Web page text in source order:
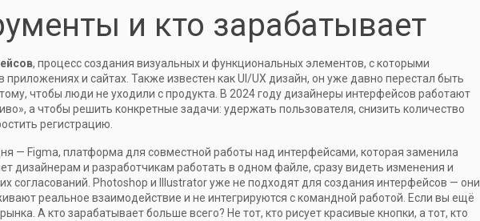
и кто зарабатывает
, процесс создания визуальных и функциональных элементов, с которыми
приложениях и сайтах . Также известен какUI/UX дизайн, он уже давно перестал быть
чтобы люди не уходили с продукта. В 2024 году дизайнеры интерфейсов работают
а чтобы решить конкретные задачи: удержать пользователя, снизить количество
регистрацию.
— Figma, платформа для совместной работы над интерфейсами, которая заменила
дизайнерам и разработчикам работать в одном файле, сразу видеть изменения и
согласований. Photoshop и Illustrator уже не подходят для создания интерфейсов — они
реальное взаимодействие и не интегрируются с командной работой. Если вы ещё
А кто зарабатывает больше всего? Не тот, кто рисует красивые кнопки, а тот, кто